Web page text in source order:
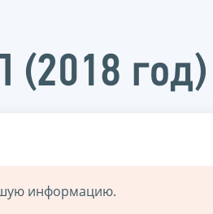
(2018 год)
информацию.